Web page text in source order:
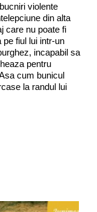
violente
din alta
care nu poate fi
fiul lui intr-un
incapabil sa
pentru
cum bunicul
la randul lui